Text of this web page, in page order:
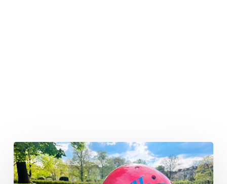
Foot
Bowl’s
MVP